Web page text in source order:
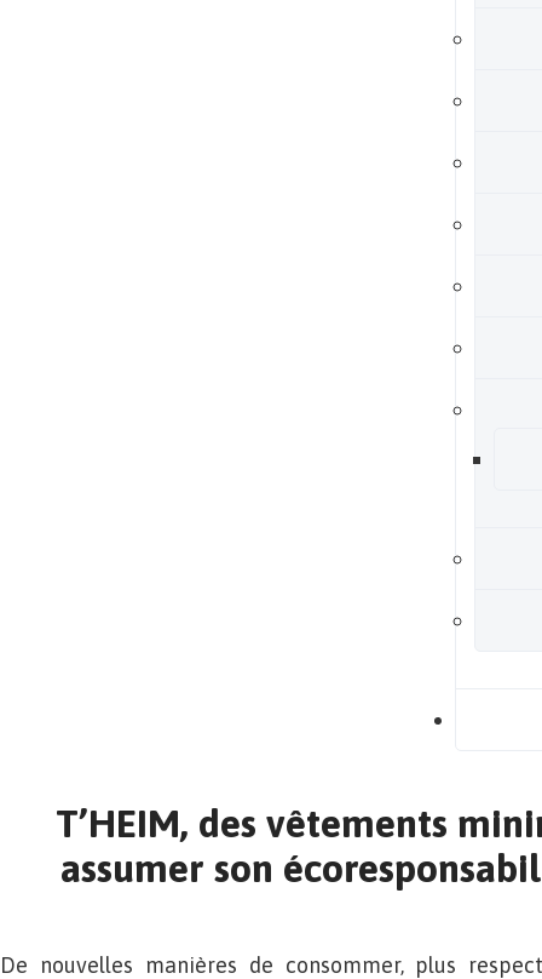
T’HEIM, des vêtements
assumer son
De nouvelles manières de consommer, plus